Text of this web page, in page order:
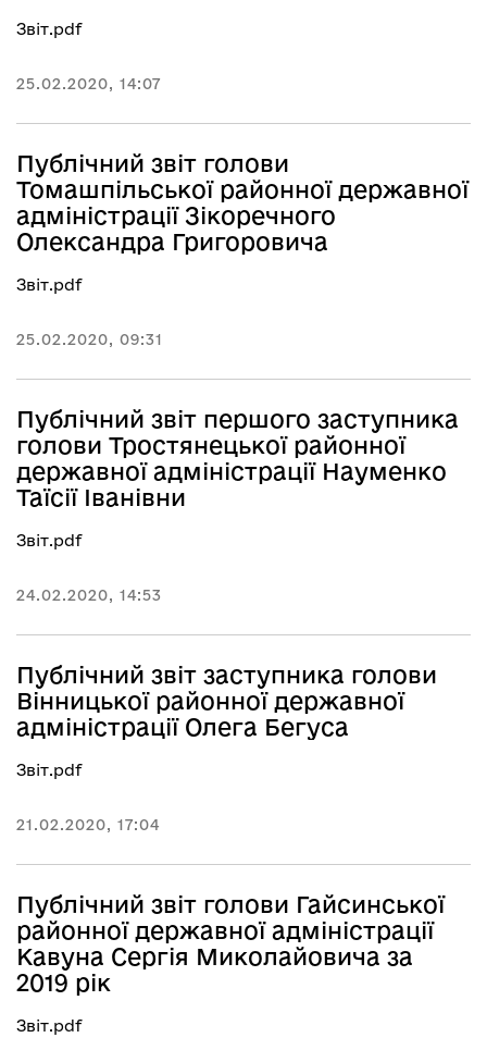
Звіт.pdf
25.02.2020, 14:07
Публічний звіт голови
Томашпільської районної державної
адміністрації Зікоречного
Олександра Григоровича
Звіт.pdf
25.02.2020, 09:31
Публічний звіт першого заступника
голови Тростянецької районної
державної адміністрації Науменко
Таїсії Іванівни
Звіт.pdf
24.02.2020, 14:53
Публічний звіт заступника голови
Вінницької районної державної
адміністрації Олега Бегуса
Звіт.pdf
21.02.2020, 17:04
Публічний звіт голови Гайсинської
районної державної адміністрації
Кавуна Сергія Миколайовича за
2019 рік
Звіт.pdf